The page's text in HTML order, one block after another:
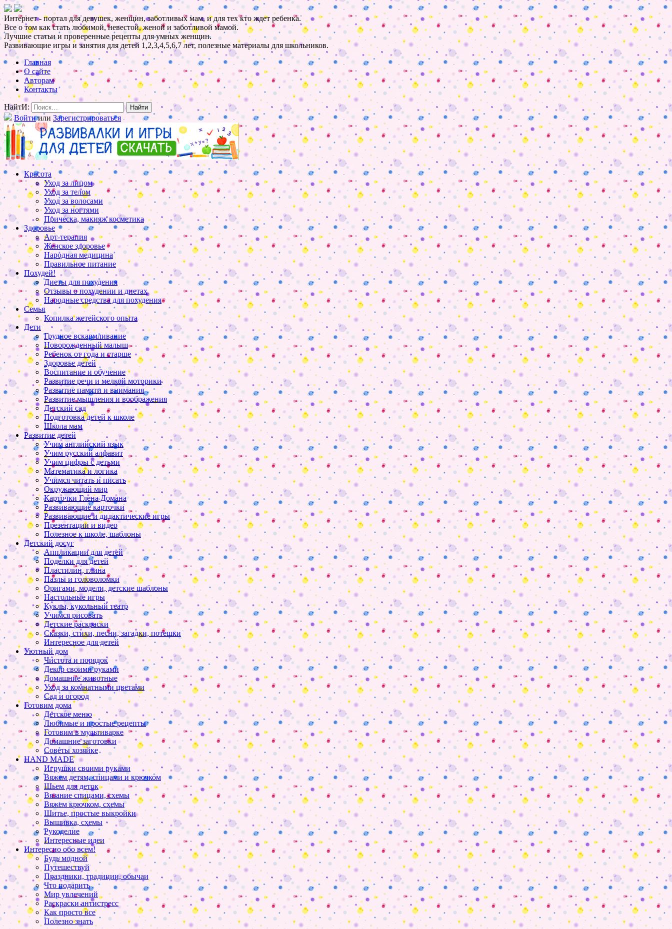
Интернет - портал для девушек, женщин, заботливых мам, и для тех кто ждет ребенка.
Все о том как стать любимой, невестой, женой и заботливой мамой.
Лучшие статьи и проверенные рецепты для умных женщин.
Развивающие игры и занятия для детей 1,2,3,4,5,6,7 лет, полезные материалы для школьников.
Главная
О сайте
Авторам
Контакты
НайтИ:
Войтиили Зарегистрироваться
Красота
Уход за лицом
Уход за телом
Уход за волосами
Уход за ногтями
Прическа, макияж косметика
Здоровье
Арт-терапия
Женское здоровье
Народная медицина
Правильное питание
Похудей!
Диеты для похудения
Отзывы о похудении и диетах
Народные средства для похудения
Семья
Копилка жетейского опыта
Дети
Грудное вскармливание
Новорожденный малыш
Ребенок от года и старше
Здоровье детей
Воспитание и обучение
Развитие речи и мелкой моторики
Развитие памяти и внимания
Развитие мышления и воображения
Детский сад
Подготовка детей к школе
Школа мам
Развитие детей
Учим английский язык
Учим русский алфавит
Учим цифры с детьми
Математика и логика
Учимся читать и писать
Окружающий мир
Карточки Глена Домана
Развивающие карточки
Развивающие и дидактические игры
Презентации и видео
Полезное к школе, шаблоны
Детский досуг
Аппликации для детей
Поделки для детей
Пластилин, глина
Пазлы и головоломки
Оригами, модели, детские шаблоны
Настольные игры
Куклы, кукольный театр
Учимся рисовать
Детские раскраски
Сказки, стихи, песни, загадки, потешки
Интересное для детей
Уютный дом
Чистота и порядок
Декор своими руками
Домашние животные
Уход за комнатными цветами
Сад и огород
Готовим дома
Детское меню
Любимые и простые рецепты
Готовим в мультиварке
Домашние заготовки
Советы хозяйке
HAND MADE
Игрушки своими руками
Вяжем детям, спицами и крючком
Шьем для деток
Вязание спицами, схемы
Вяжем крючком, схемы
Шитье, простые выкройки
Вышивка, схемы
Рукоделие
Интересные идеи
Интересно обо всем!
Будь модной
Путешествуй
Праздники, традиции, обычаи
Что подарить
Мир увлечений
Раскраски антистресс
Как просто все
Полезно знать